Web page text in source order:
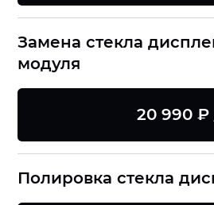
Замена стекла
модуля
20 990 ₽
Полировка стекла